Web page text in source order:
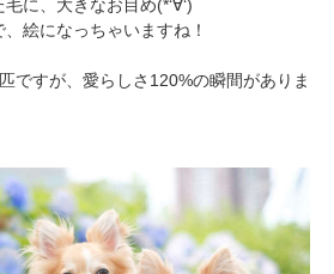
に、大きなお目め(*‘∀‘)
絵になっちゃいますね！
ですが、愛らしさ120%の瞬間がありま